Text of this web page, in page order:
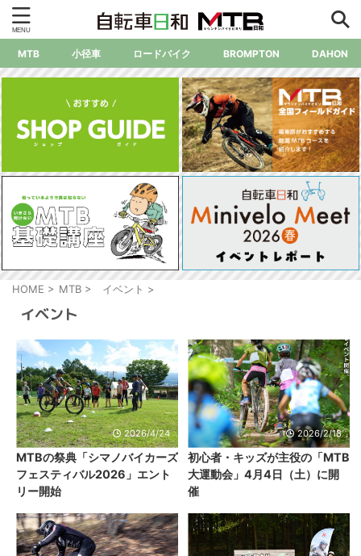
MTB 小径車 ロードバイク BROMPTON DAHON
HOME > MTB > イベント >
イベント
2026/4/24
MTBの祭典「シマノバイカーズ
フェスティバル2026」エント
リー開始
2026/2/18
初心者・キッズが主役の「MTB
大運動会」4月4日（土）に開
催